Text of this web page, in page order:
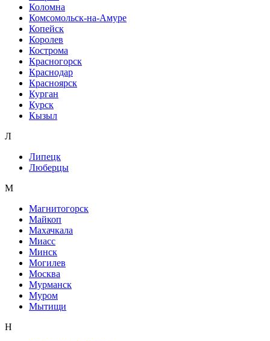
Коломна
Комсомольск-на-Амуре
Копейск
Королев
Кострома
Красногорск
Краснодар
Красноярск
Курган
Курск
Кызыл
Л
Липецк
Люберцы
М
Магнитогорск
Майкоп
Махачкала
Миасс
Минск
Могилев
Москва
Мурманск
Муром
Мытищи
Н